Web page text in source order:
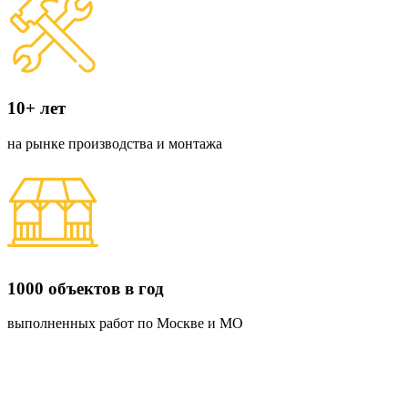
10+ лет
на рынке производства и монтажа
1000 объектов в год
выполненных работ по Москве и МО